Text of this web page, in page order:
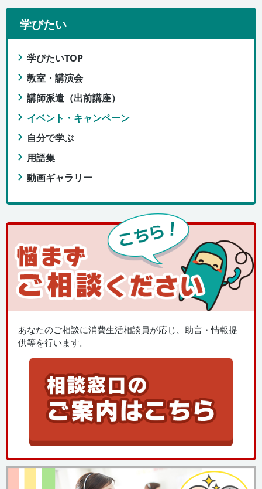
学びたい
学びたいTOP
教室・講演会
講師派遣（出前講座）
イベント・キャンペーン
自分で学ぶ
用語集
動画ギャラリー
あなたのご相談に消費生活相談員が応じ、助言・情報提
供等を行います。